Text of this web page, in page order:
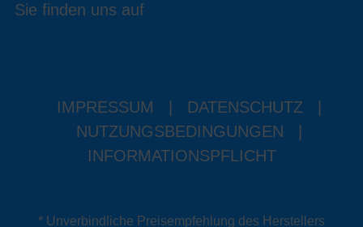
Sie finden uns auf
IMPRESSUM DATENSCHUTZ
NUTZUNGSBEDINGUNGEN
INFORMATIONSPFLICHT
* Unverbindliche Preisempfehlung des Herstellers